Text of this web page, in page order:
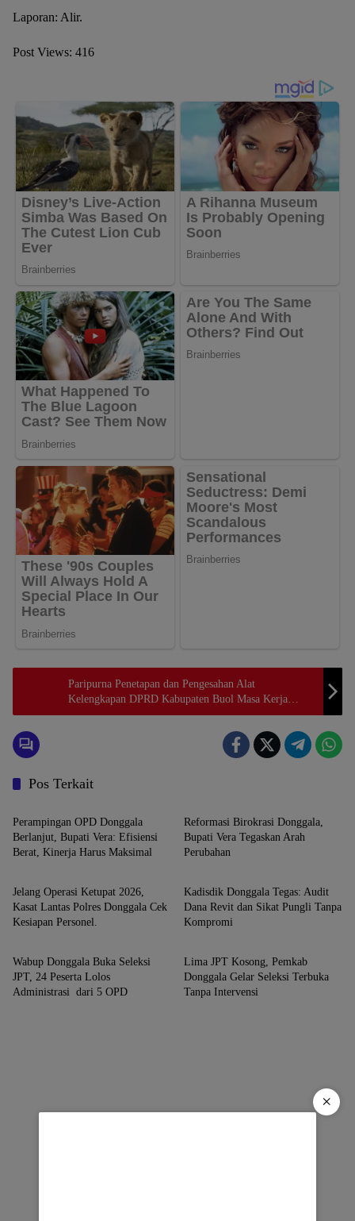
Laporan: Alir.
Post Views: 416
Paripurna Penetapan dan Pengesahan Alat
Kelengkapan DPRD Kabupaten Buol Masa Kerja
2024-2029
Pos Terkait
Donggala
Perampingan OPD Donggala
Berlanjut, Bupati Vera: Efisiensi
Berat, Kinerja Harus Maksimal
Reformasi Birokrasi Donggala,
Bupati Vera Tegaskan Arah
Perubahan
Donggala
Jelang Operasi Ketupat 2026,
Kasat Lantas Polres Donggala Cek
Kesiapan Personel. ​
Donggala
Kadisdik Donggala Tegas: Audit
Dana Revit dan Sikat Pungli Tanpa
Kompromi
Donggala
Wabup Donggala Buka Seleksi
JPT, 24 Peserta Lolos
Administrasi dari 5 OPD
Donggala
Lima JPT Kosong, Pemkab
Donggala Gelar Seleksi Terbuka
Tanpa Intervensi
×